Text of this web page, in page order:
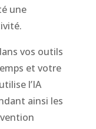
une
vos outils
et votre
utilise l’IA
ainsi les